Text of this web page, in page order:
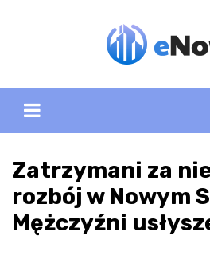
Zatrzymani za
rozbój w Nowym
Mężczyźni